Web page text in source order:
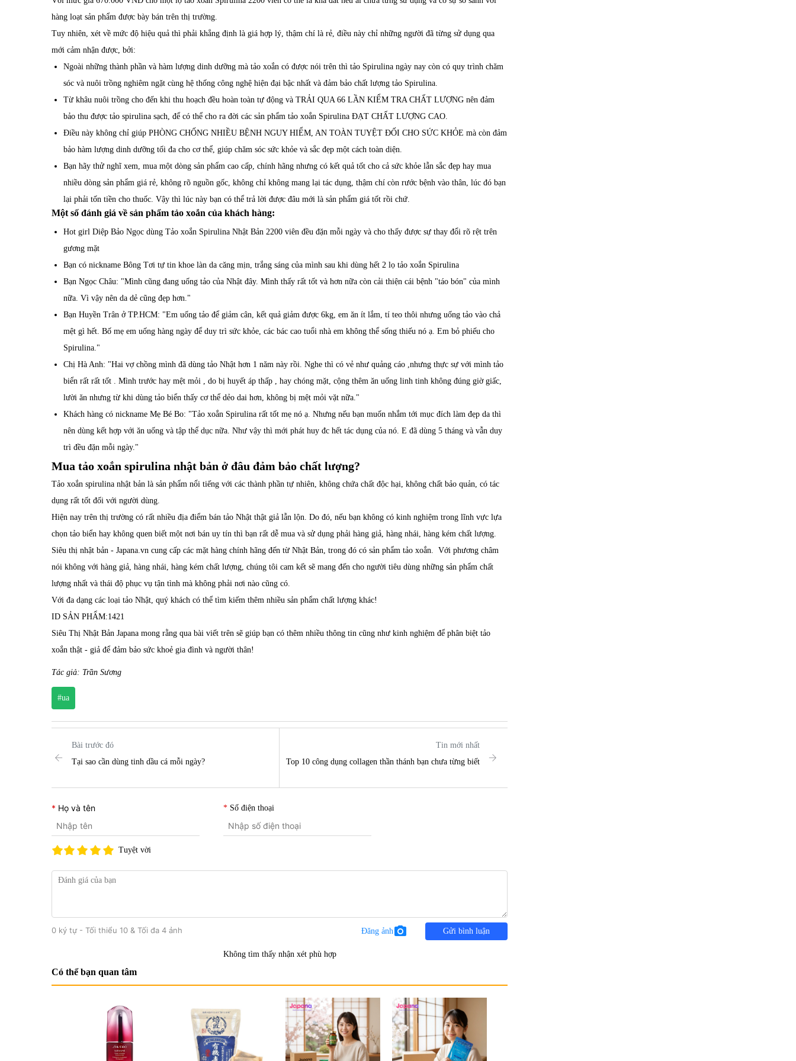
hàng loạt sản phẩm được bày bán trên thị trường.
Tuy nhiên, xét về mức độ hiệu quả thì phải khẳng định là giá hợp lý, thậm chí là rẻ, điều này chỉ những người đã từng sử dụng qua
mới cảm nhận được, bởi:
Ngoài những thành phần và hàm lượng dinh dưỡng mà tảo xoắn có được nói trên thì tảo Spirulina ngày nay còn có quy trình chăm
sóc và nuôi trồng nghiêm ngặt cùng hệ thống công nghệ hiện đại bậc nhất và đảm bảo chất lượng tảo Spirulina.
Từ khâu nuôi trồng cho đến khi thu hoạch đều hoàn toàn tự động và TRẢI QUA 66 LẦN KIỂM TRA CHẤT LƯỢNG nên đảm
bảo thu được tảo spirulina sạch, để có thể cho ra đời các sản phẩm tảo xoắn Spirulina ĐẠT CHẤT LƯỢNG CAO.
Điều này không chỉ giúp PHÒNG CHỐNG NHIỀU BỆNH NGUY HIỂM, AN TOÀN TUYỆT ĐỐI CHO SỨC KHỎE mà còn đảm
bảo hàm lượng dinh dưỡng tối đa cho cơ thể, giúp chăm sóc sức khỏe và sắc đẹp một cách toàn diện.
Bạn hãy thử nghĩ xem, mua một dòng sản phẩm cao cấp, chính hãng nhưng có kết quả tốt cho cả sức khỏe lẫn sắc đẹp hay mua
nhiều dòng sản phẩm giá rẻ, không rõ nguồn gốc, không chỉ không mang lại tác dụng, thậm chí còn rước bệnh vào thân, lúc đó bạn
lại phải tốn tiền cho thuốc. Vậy thì lúc này bạn có thể trả lời được đâu mới là sản phẩm giá tốt rồi chứ.
Một số đánh giá về sản phẩm tảo xoắn của khách hàng:
Hot girl Diệp Bảo Ngọc dùng Tảo xoắn Spirulina Nhật Bản 2200 viên đều đặn mỗi ngày và cho thấy được sự thay đổi rõ rệt trên
gương mặt
Bạn có nickname Bông Tơi tự tin khoe làn da căng mịn, trắng sáng của mình sau khi dùng hết 2 lọ tảo xoắn Spirulina
Bạn Ngọc Châu: "Mình cũng đang uống tảo của Nhật đây. Mình thấy rất tốt và hơn nữa còn cải thiện cái bệnh "táo bón" của mình
nữa. Vì vậy nên da dẻ cũng đẹp hơn."
Bạn Huyền Trân ở TP.HCM: "Em uống tảo để giảm cân, kết quả giảm được 6kg, em ăn ít lắm, tí teo thôi nhưng uống tảo vào chả
mệt gì hết. Bố mẹ em uống hàng ngày để duy trì sức khỏe, các bác cao tuổi nhà em không thể sống thiếu nó ạ. Em bỏ phiếu cho
Spirulina."
Chị Hà Anh: "Hai vợ chồng mình đã dùng tảo Nhật hơn 1 năm này rồi. Nghe thì có vẻ như quảng cáo ,nhưng thực sự với mình tảo
biển rất rất tốt . Mình trước hay mệt mỏi , do bị huyết áp thấp , hay chóng mặt, cộng thêm ăn uống linh tinh không đúng giờ giấc,
lười ăn nhưng từ khi dùng tảo biển thấy cơ thể dẻo dai hơn, không bị mệt mỏi vặt nữa."
Khách hàng có nickname Mẹ Bé Bo: "Tảo xoắn Spirulina rất tốt mẹ nó ạ. Nhưng nếu bạn muốn nhắm tới mục đích làm đẹp da thì
nên dùng kết hợp với ăn uống và tập thể dục nữa. Như vậy thì mới phát huy đc hết tác dụng của nó. E đã dùng 5 tháng và vẫn duy
trì đều đặn mỗi ngày."
Mua tảo xoắn spirulina nhật bản ở đâu đảm bảo chất lượng?
Tảo xoắn spirulina nhật bản là sản phẩm nổi tiếng với các thành phần tự nhiên, không chứa chất độc hại, không chất bảo quản, có tác
dụng rất tốt đối với người dùng.
Hiện nay trên thị trường có rất nhiều địa điểm bán tảo Nhật thật giả lẫn lộn. Do đó, nếu bạn không có kinh nghiệm trong lĩnh vực lựa
chọn tảo biển hay không quen biết một nơi bán uy tín thì bạn rất dễ mua và sử dụng phải hàng giả, hàng nhái, hàng kém chất lượng.
Siêu thị nhật bản - Japana.vn cung cấp các mặt hàng chính hãng đến từ Nhật Bản, trong đó có sản phẩm tảo xoắn. Với phương châm
nói không với hàng giả, hàng nhái, hàng kém chất lượng, chúng tôi cam kết sẽ mang đến cho người tiêu dùng những sản phẩm chất
lượng nhất và thái độ phục vụ tận tình mà không phải nơi nào cũng có.
Với đa dạng các loại tảo Nhật, quý khách có thể tìm kiếm thêm nhiều sản phẩm chất lượng khác!
ID SẢN PHẨM:1421
Siêu Thị Nhật Bản Japana mong rằng qua bài viết trên sẽ giúp bạn có thêm nhiều thông tin cũng như kinh nghiệm để phân biệt tảo
xoắn thật - giả để đảm bảo sức khoẻ gia đình và người thân!
Tác giả: Trần Sương
#ua
Bài trước đó
Tại sao cần dùng tinh dầu cá mỗi ngày?
Tin mới nhất
Top 10 công dụng collagen thần thánh bạn chưa từng biết
Họ và tên Số điện thoại
Tuyệt vời
0 ký tự - Tối thiểu 10 & Tối đa 4 ảnh Đăng ảnh photo_camera Gửi bình luận
Không tìm thấy nhận xét phù hợp
Có thể bạn quan tâm